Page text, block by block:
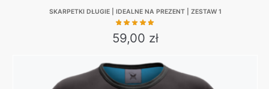
SKARPETKI DŁUGIE | IDEALNE NA PREZENT | ZESTAW 1
59,00 zł
product
has